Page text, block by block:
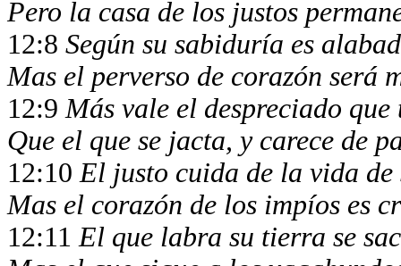
Pero la casa de los justos
12:8 Según su sabiduría es
Mas el perverso de corazón será
12:9Más vale el despreciado
Que el que se jacta, y carece de
12:10El justo cuida de la vida
Mas el corazón de los impíos es
12:11El que labra su tierra se